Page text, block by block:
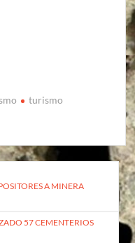
turismo
A MINERA
57 CEMENTERIOS